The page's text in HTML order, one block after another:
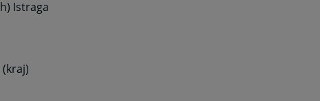
h) Istraga
(kraj)